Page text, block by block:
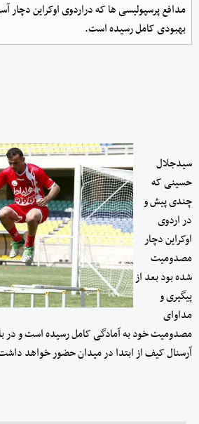
مدافع پرسپولیسی ها که دراردوی اوکراین دچار
بهبودی کامل رسیده است.
سیدجلال
حسینی که
چندی پیش و
در اردوی
اوکراین دچار
مصدومیت
شده بود بعد از
پیگیری و
مداوای
مصدومیت خود به آمادگی کامل رسیده است و در
آرسنال کیف از ابتدا در میدان حضور خواهد